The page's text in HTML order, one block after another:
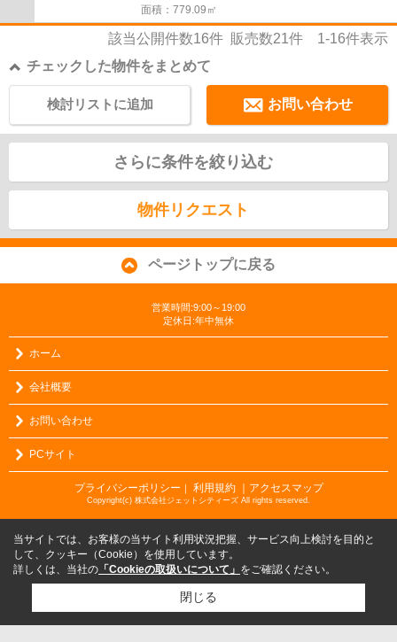
面積：779.09㎡
該当公開件数16件 販売数21件 1-16件表示
チェックした物件をまとめて
お問い合わせ
検討リストに追加
さらに条件を絞り込む
物件リクエスト
ページトップに戻る
営業時間:9:00～19:00
定休日:年中無休
ホーム
会社概要
お問い合わせ
PCサイト
プライバシーポリシー ｜ 利用規約 ｜アクセスマップ
Copyright(c) 株式会社ジェットシティーズ All rights reserved.
当サイトでは、お客様の当サイト利用状況把握、サービス向上検討を目的と
して、クッキー（Cookie）を使用しています。
詳しくは、当社の 「Cookieの取扱いについて」 をご確認ください。
閉じる